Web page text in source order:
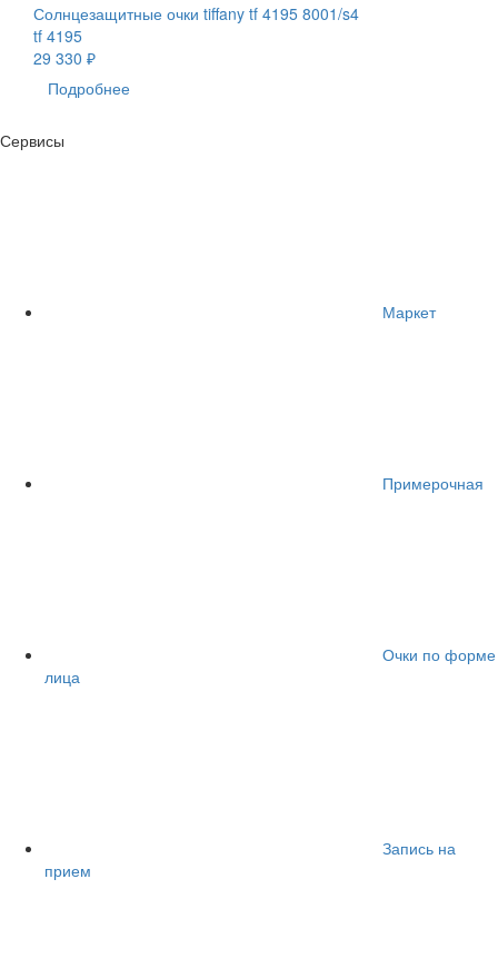
Солнцезащитные очки tiffany tf 4195 8001/s4
tf 4195
29 330 ₽
Подробнее
Сервисы
Маркет
Примерочная
Очки по форме
лица
Запись на
прием